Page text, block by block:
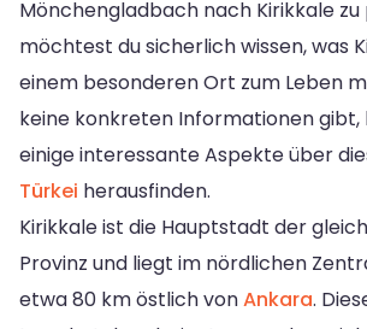
Mönchengladbach nach Kirikkale zu
möchtest du sicherlich wissen, was
einem besonderen Ort zum Leben
keine konkreten Informationen gibt,
einige interessante Aspekte über
Türkei herausfinden.
Kirikkale ist die Hauptstadt der
Provinz und liegt im nördlichen
etwa 80 km östlich vonAnkara.